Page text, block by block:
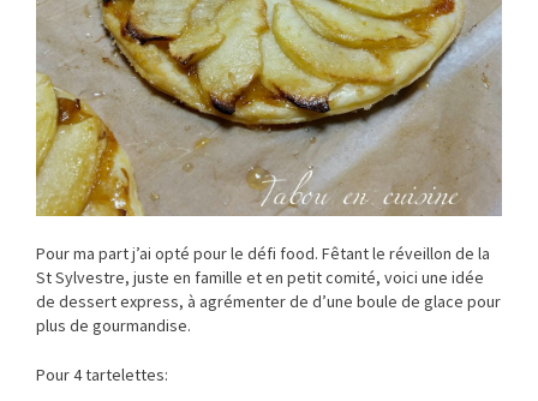
Pour ma part j’ai opté pour le défi food. Fêtant le réveillon de la
St Sylvestre, juste en famille et en petit comité, voici une idée
de dessert express, à agrémenter de d’une boule de glace pour
plus de gourmandise.
Pour 4 tartelettes: